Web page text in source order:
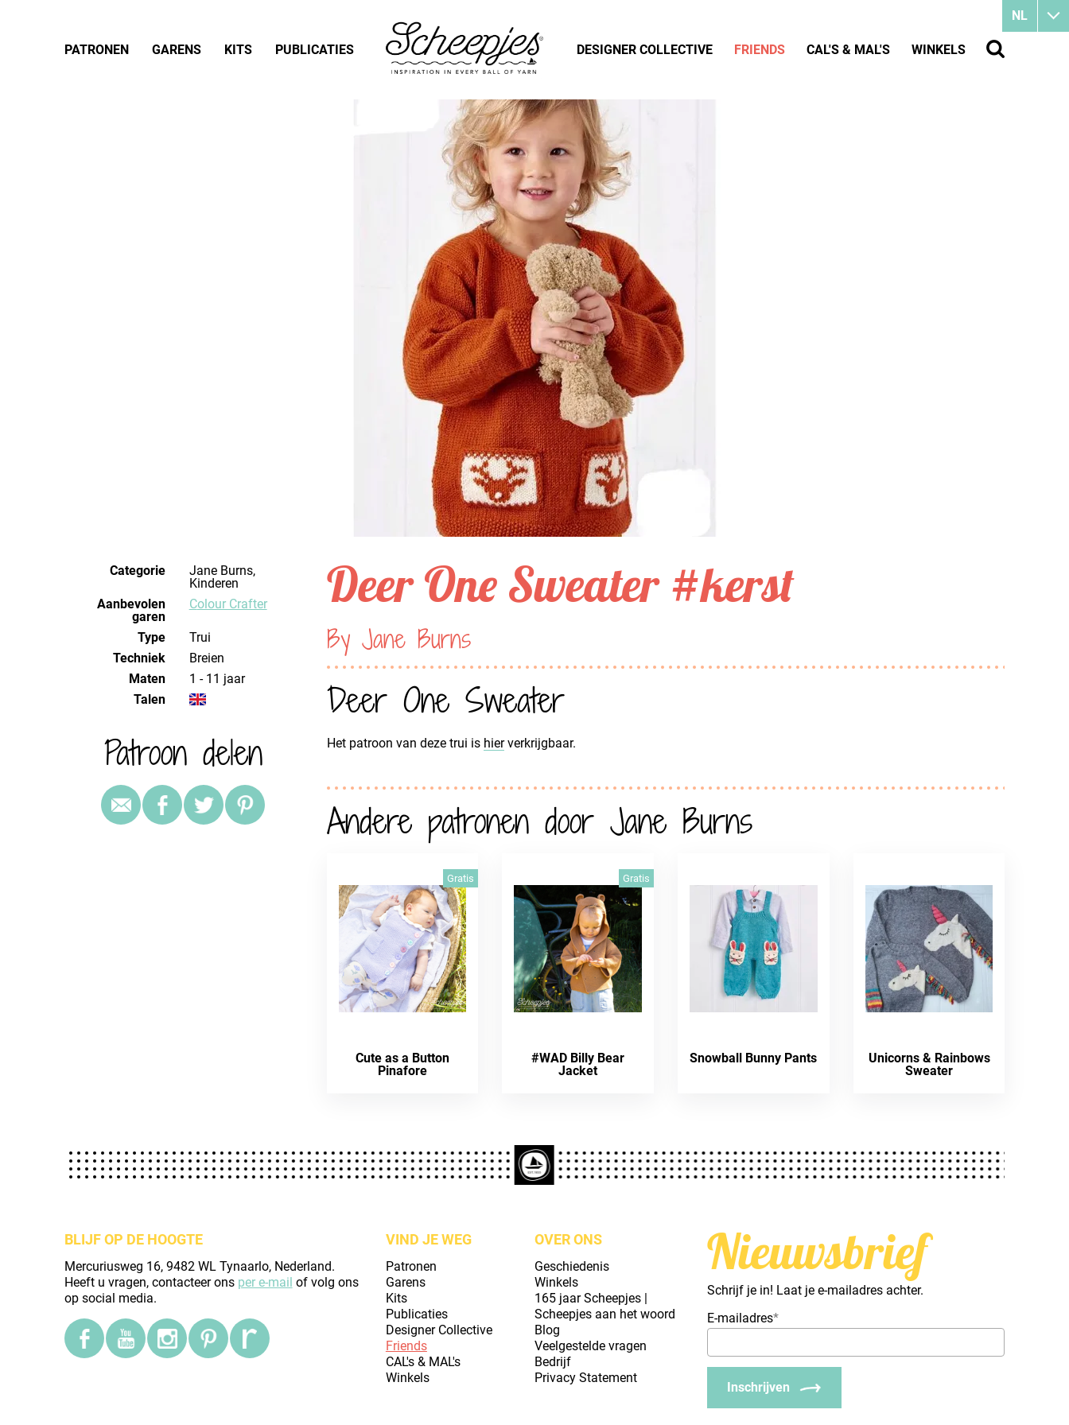
Categorie
Jane Burns,
Kinderen
Aanbevolen
garen
Colour Crafter
Type
Trui
Techniek
breien
Maten
1 - 11 jaar
Talen
Patroon delen
Deer One Sweater #kerst
By Jane Burns
Deer One Sweater
Het patroon van deze trui is hierverkrijgbaar.
Andere patronen door Jane Burns
Gratis
Cute as a Button
Pinafore
Gratis
#WAD Billy Bear
Jacket
Snowball Bunny Pants
Unicorns & Rainbows
Sweater
BLIJF OP DE HOOGTE
Mercuriusweg 16, 9482 WL Tynaarlo, Nederland.
Heeft u vragen, contacteer ons per e-mail of volg ons
op social media.
VIND JE WEG
Patronen
Garens
Kits
Publicaties
Designer Collective
Friends
CAL's & MAL's
Winkels
OVER ONS
Geschiedenis
Winkels
165 jaar Scheepjes |
Scheepjes aan het woord
Blog
Veelgestelde vragen
Bedrijf
Privacy Statement
Nieuwsbrief
Schrijf je in! Laat je e-mailadres achter.
E-mailadres*
Inschrijven
NL
PATRONEN GARENS KITS PUBLICATIES DESIGNER COLLECTIVE FRIENDS CAL'S & MAL'S WINKELS